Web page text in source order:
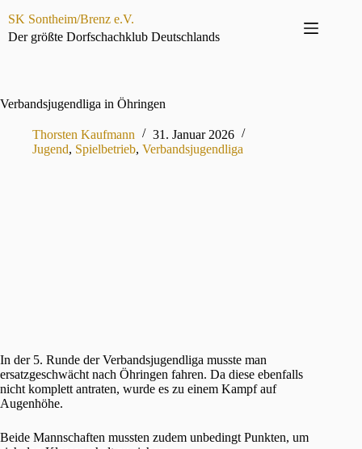
Inhalt
springen
SK Sontheim/Brenz e.V.
Der größte Dorfschachklub Deutschlands
Verbandsjugendliga in Öhringen
Thorsten Kaufmann
31. Januar 2026
Jugend, Spielbetrieb, Verbandsjugendliga
In der 5. Runde der Verbandsjugendliga musste man
ersatzgeschwächt nach Öhringen fahren. Da diese ebenfalls
nicht komplett antraten, wurde es zu einem Kampf auf
Augenhöhe.
Beide Mannschaften mussten zudem unbedingt Punkten, um